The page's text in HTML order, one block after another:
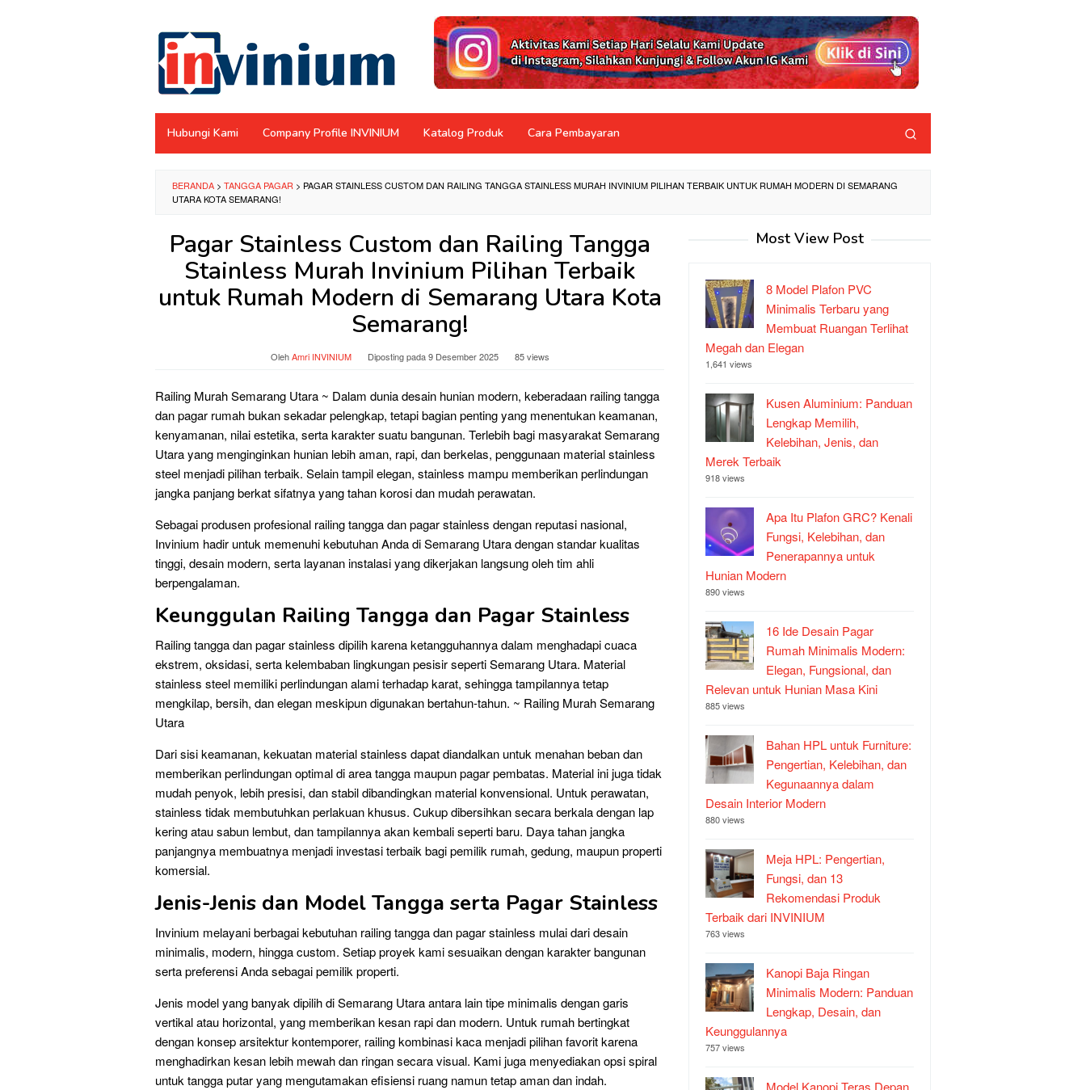
konten
Hubungi Kami Company Profile INVINIUM Katalog Produk Cara Pembayaran
BERANDA > TANGGA PAGAR > PAGAR STAINLESS CUSTOM DAN RAILING TANGGA STAINLESS MURAH INVINIUM PILIHAN TERBAIK UNTUK RUMAH MODERN DI SEMARANG
UTARA KOTA SEMARANG!
Pagar Stainless Custom dan Railing Tangga
Stainless Murah Invinium Pilihan Terbaik
untuk Rumah Modern di Semarang Utara Kota
Semarang!
OlehAmri INVINIUM Diposting pada9 Desember 2025 85 views
Railing Murah Semarang Utara ~ Dalam dunia desain hunian modern, keberadaan railing tangga
dan pagar rumah bukan sekadar pelengkap, tetapi bagian penting yang menentukan keamanan,
kenyamanan, nilai estetika, serta karakter suatu bangunan. Terlebih bagi masyarakat Semarang
Utara yang menginginkan hunian lebih aman, rapi, dan berkelas, penggunaan material stainless
steel menjadi pilihan terbaik. Selain tampil elegan, stainless mampu memberikan perlindungan
jangka panjang berkat sifatnya yang tahan korosi dan mudah perawatan.
Sebagai produsen profesional railing tangga dan pagar stainless dengan reputasi nasional,
Invinium hadir untuk memenuhi kebutuhan Anda di Semarang Utara dengan standar kualitas
tinggi, desain modern, serta layanan instalasi yang dikerjakan langsung oleh tim ahli
berpengalaman.
Keunggulan Railing Tangga dan Pagar Stainless
Railing tangga dan pagar stainless dipilih karena ketangguhannya dalam menghadapi cuaca
ekstrem, oksidasi, serta kelembaban lingkungan pesisir seperti Semarang Utara. Material
stainless steel memiliki perlindungan alami terhadap karat, sehingga tampilannya tetap
mengkilap, bersih, dan elegan meskipun digunakan bertahun-tahun. ~ Railing Murah Semarang
Utara
Dari sisi keamanan, kekuatan material stainless dapat diandalkan untuk menahan beban dan
memberikan perlindungan optimal di area tangga maupun pagar pembatas. Material ini juga tidak
mudah penyok, lebih presisi, dan stabil dibandingkan material konvensional. Untuk perawatan,
stainless tidak membutuhkan perlakuan khusus. Cukup dibersihkan secara berkala dengan lap
kering atau sabun lembut, dan tampilannya akan kembali seperti baru. Daya tahan jangka
panjangnya membuatnya menjadi investasi terbaik bagi pemilik rumah, gedung, maupun properti
komersial.
Jenis-Jenis dan Model Tangga serta Pagar Stainless
Invinium melayani berbagai kebutuhan railing tangga dan pagar stainless mulai dari desain
minimalis, modern, hingga custom. Setiap proyek kami sesuaikan dengan karakter bangunan
serta preferensi Anda sebagai pemilik properti.
Jenis model yang banyak dipilih di Semarang Utara antara lain tipe minimalis dengan garis
vertikal atau horizontal, yang memberikan kesan rapi dan modern. Untuk rumah bertingkat
dengan konsep arsitektur kontemporer, railing kombinasi kaca menjadi pilihan favorit karena
menghadirkan kesan lebih mewah dan ringan secara visual. Kami juga menyediakan opsi spiral
untuk tangga putar yang mengutamakan efisiensi ruang namun tetap aman dan indah.
Most View Post
8 Model Plafon PVC
Minimalis Terbaru yang
Membuat Ruangan Terlihat
Megah dan Elegan
1,641 views
Kusen Aluminium: Panduan
Lengkap Memilih,
Kelebihan, Jenis, dan
Merek Terbaik
918 views
Apa Itu Plafon GRC? Kenali
Fungsi, Kelebihan, dan
Penerapannya untuk
Hunian Modern
890 views
16 Ide Desain Pagar
Rumah Minimalis Modern:
Elegan, Fungsional, dan
Relevan untuk Hunian Masa Kini
885 views
Bahan HPL untuk Furniture:
Pengertian, Kelebihan, dan
Kegunaannya dalam
Desain Interior Modern
880 views
Meja HPL: Pengertian,
Fungsi, dan 13
Rekomendasi Produk
Terbaik dari INVINIUM
763 views
Kanopi Baja Ringan
Minimalis Modern: Panduan
Lengkap, Desain, dan
Keunggulannya
757 views
Model Kanopi Teras Depan